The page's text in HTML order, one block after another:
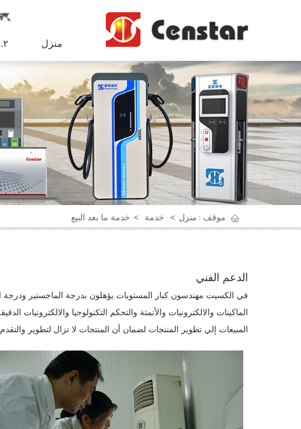
منزل ٢. عرض المنتجات
موقف : منزل > خدمة > خدمة ما بعد البيع
الدعم الفني
المبيعات إلي تطوير المنتجات لضمان أن المنتجات لا تزال لتطوير والتقدم.